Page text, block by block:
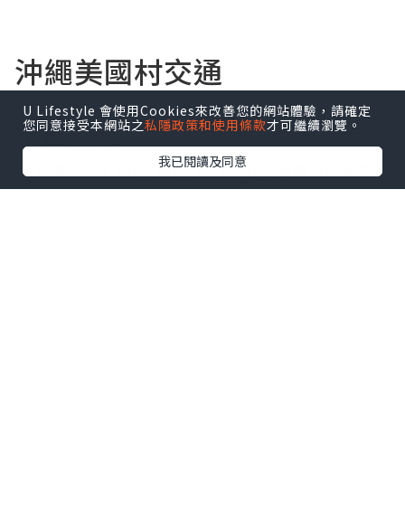
沖繩美國村交通
租車自駕
從那霸市區前往美國村，經由國道58號線
U Lifestyle 會使用Cookies來改善您的網站體驗，請確定
您同意接受本網站之私隱政策和使用條款才可繼續瀏覽。
我已閱讀及同意